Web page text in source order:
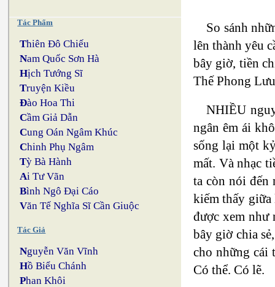
Tác Phẩm
Thiên Đô Chiếu
Nam Quốc Sơn Hà
Hịch Tướng Sĩ
Truyện Kiều
Đào Hoa Thi
Cầm Giả Dẫn
Cung Oán Ngâm Khúc
Chinh Phụ Ngâm
Tỳ Bà Hành
Ai Tư Vãn
Bình Ngô Đại Cáo
Văn Tế Nghĩa Sĩ Cần Giuộc
Tác Giả
Nguyễn Văn Vĩnh
Hồ Biểu Chánh
Phan Khôi
So sánh
lên thành yêu
bây giờ, tiền
Thế Phong
NHIỀU
ngân êm ái
sống lại một
mất. Và nhạc
ta còn nói đến
kiếm thấy giữa
được xem như
bây giờ chia
cho những cái
Có thể. Có lẽ.